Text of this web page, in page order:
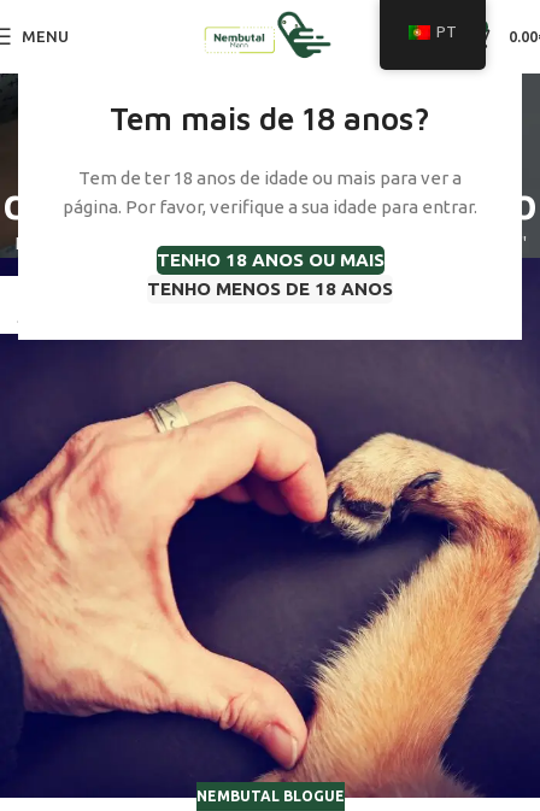
Tem mais de 18 anos?
Tem de ter 18 anos de idade ou mais para ver a
página. Por favor, verifique a sua idade para entrar.
TENHO 18 ANOS OU MAIS
TENHO MENOS DE 18 ANOS
MENU 0.00
Tag Archives: custo da
de cavalos no reino unido
Início Posts Tagged "cost of horse euthanasia and disposal uk​"
JAN
NEMBUTAL BLOGUE
PT